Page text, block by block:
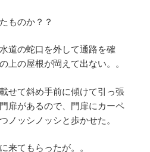
ものか？？
道の蛇口を外して通路を確
上の屋根が閊えて出ない。。
せて斜め手前に傾けて引っ張
扉があるので、門扉にカーペ
ノッシノッシと歩かせた。
来てもらったが。。